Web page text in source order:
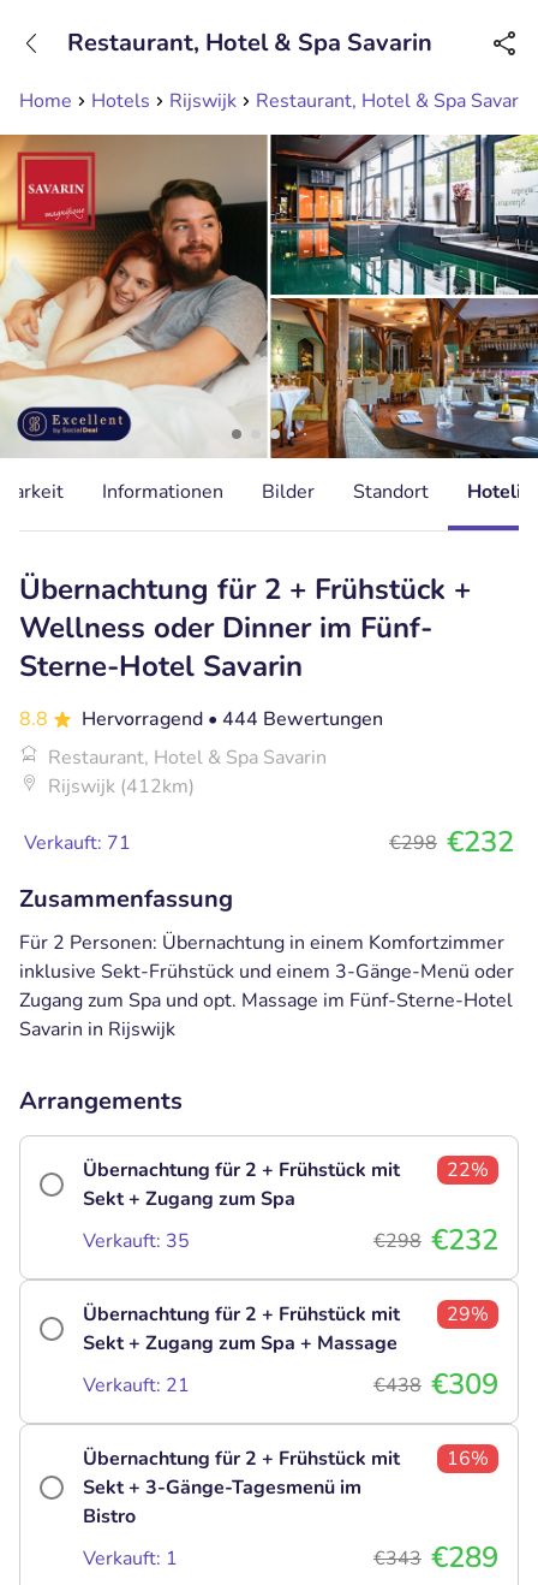
Erreichbar bis 23:00 Uhr (max 0,09€/Min)
Home Hotels Rijswijk Restaurant, Hotel & Spa Savarin
Restaurant, Hotel & Spa Savarin
Informationen Bilder Standort
Übernachtung für 2 + Frühstück +
Wellness oder Dinner im Fünf-
Sterne-Hotel Savarin
8.8 Hervorragend • 444 Bewertungen
Restaurant, Hotel & Spa Savarin
Rijswijk (412km)
Verkauft: 71 €298 €232
Zusammenfassung
Für 2 Personen: Übernachtung in einem Komfortzimmer
inklusive Sekt-Frühstück und einem 3-Gänge-Menü oder
Zugang zum Spa und opt. Massage im Fünf-Sterne-Hotel
Savarin in Rijswijk
Arrangements
Übernachtung für 2 + Frühstück mit
Sekt + Zugang zum Spa
22%
Verkauft: 35 €298 €232
Übernachtung für 2 + Frühstück mit
Sekt + Zugang zum Spa + Massage
29%
Verkauft: 21 €438 €309
Übernachtung für 2 + Frühstück mit
Sekt + 3-Gänge-Tagesmenü im
Bistro
16%
Verkauft: 1 €343 €289